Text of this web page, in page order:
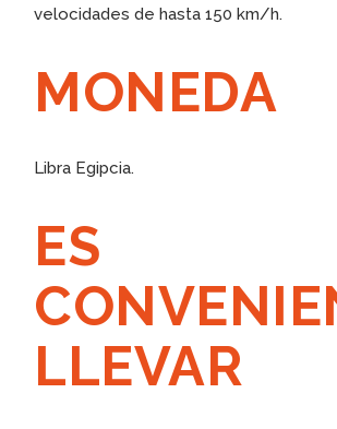
velocidades de hasta 150 km/h.
MONEDA
Libra Egipcia.
ES
LLEVAR